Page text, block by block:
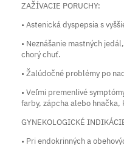
ZAŽÍVACIE PORUCHY:
• Astenická dyspepsia s
• Neznášanie mastných
chorý chuť.
• Žalúdočné problémy po
• Veľmi premenlivé
farby, zápcha alebo
GYNEKOLOGICKÉ
• Pri endokrinných a